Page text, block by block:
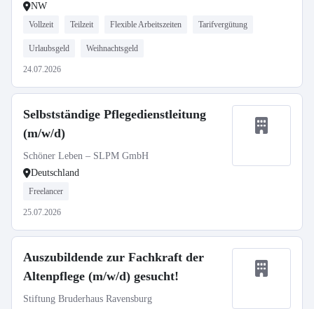
NW
Vollzeit Teilzeit Flexible Arbeitszeiten Tarifvergütung
Urlaubsgeld Weihnachtsgeld
24.07.2026
Selbstständige Pflegedienstleitung
(m/w/d)
Schöner Leben – SLPM GmbH
Deutschland
Freelancer
25.07.2026
Auszubildende zur Fachkraft der
Altenpflege (m/w/d) gesucht!
Stiftung Bruderhaus Ravensburg